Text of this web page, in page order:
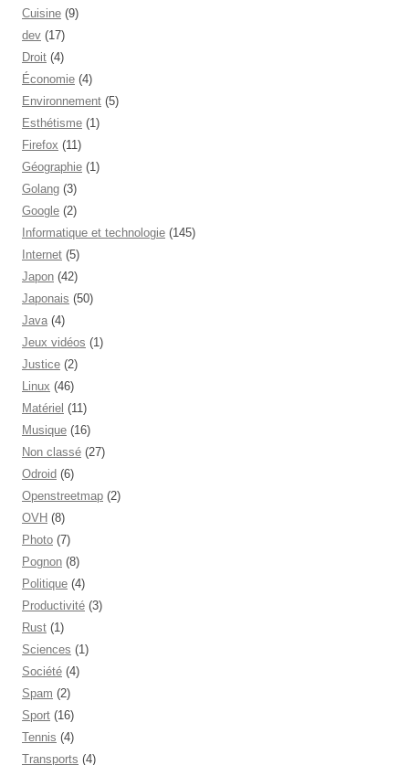
Cuisine (9)
dev (17)
Droit (4)
Économie (4)
Environnement (5)
Esthétisme (1)
Firefox (11)
Géographie (1)
Golang (3)
Google (2)
Informatique et technologie (145)
Internet (5)
Japon (42)
Japonais (50)
Java (4)
Jeux vidéos (1)
Justice (2)
Linux (46)
Matériel (11)
Musique (16)
Non classé (27)
Odroid (6)
Openstreetmap (2)
OVH (8)
Photo (7)
Pognon (8)
Politique (4)
Productivité (3)
Rust (1)
Sciences (1)
Société (4)
Spam (2)
Sport (16)
Tennis (4)
Transports (4)